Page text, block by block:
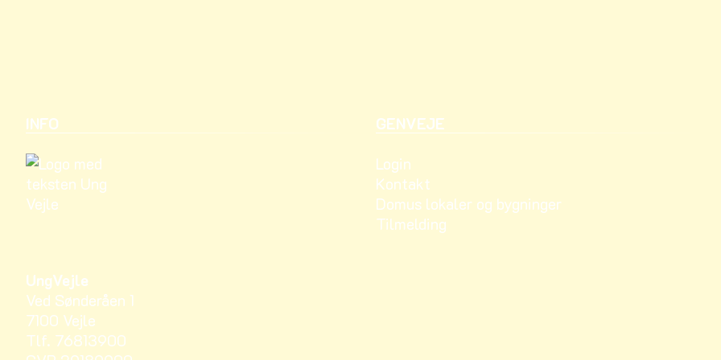
INFO
UngVejle
Ved Sønderåen 1
7100 Vejle
Tlf. 76813900
GENVEJE
Login
Kontakt
Domus lokaler og bygninger
Tilmelding